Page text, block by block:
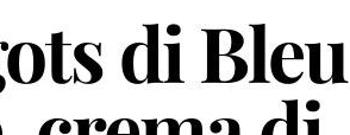
di Bleu